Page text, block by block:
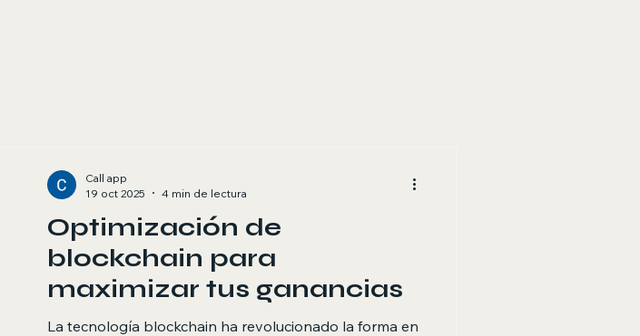
Optimización de
blockchain para
maximizar tus ganancias
La tecnología blockchain ha revolucionado la forma en
Call app
19 oct 2025
4 min de lectura